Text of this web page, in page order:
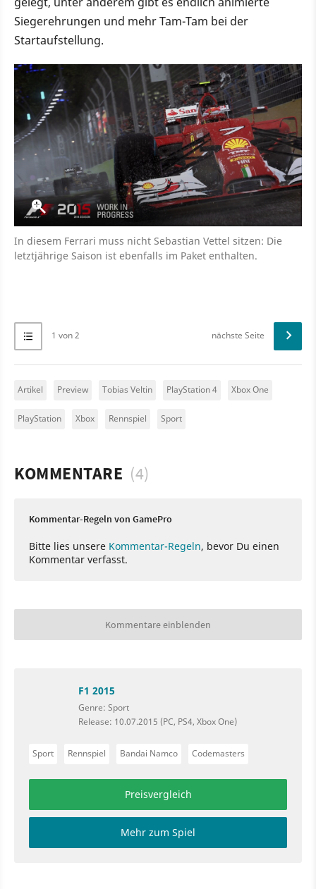
Siegerehrungen und mehr Tam-Tam bei der
Startaufstellung.
In diesem Ferrari muss nicht Sebastian Vettel sitzen: Die
letztjährige Saison ist ebenfalls im Paket enthalten.
1 von 2 nächste Seite
Artikel Preview Tobias Veltin PlayStation 4 Xbox One
PlayStation Xbox Rennspiel Sport
KOMMENTARE (4)
Kommentar-Regeln von GamePro
Bitte lies unsere Kommentar-Regeln, bevor Du einen
Kommentar verfasst.
Kommentare einblenden
F1 2015
Genre: Sport
Release: 10.07.2015 (PC, PS4, Xbox One)
Sport Rennspiel Bandai Namco Codemasters
Preisvergleich
Mehr zum Spiel